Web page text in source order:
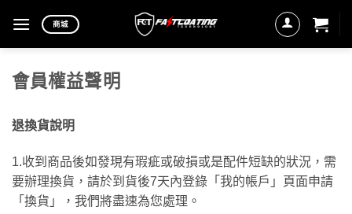
content
商城
會員權益聲明
退換貨說明
1.收到商品後如發現有瑕疵或破損或是配件短缺的狀況，需
要辦理換貨，請於到貨後7天內登錄「我的帳戶」頁面申請
「換貨」，我們將盡速為您處理。